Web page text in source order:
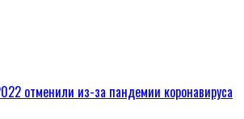
отменили из-за пандемии коронавируса